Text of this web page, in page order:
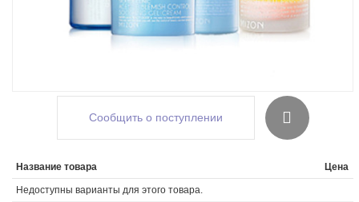
Сообщить о поступлении
Название товара Цена
Недоступны варианты для этого товара.